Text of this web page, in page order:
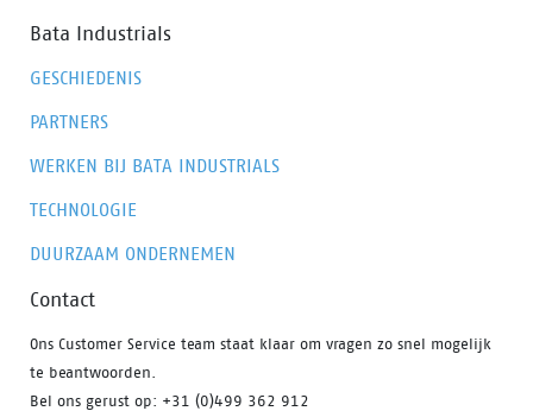
Bata Industrials
GESCHIEDENIS
PARTNERS
WERKEN BIJ BATA INDUSTRIALS
TECHNOLOGIE
DUURZAAM ONDERNEMEN
Contact
Ons Customer Service team staat klaar om vragen zo snel mogelijk
te beantwoorden.
Bel ons gerust op: +31 (0)499 362 912